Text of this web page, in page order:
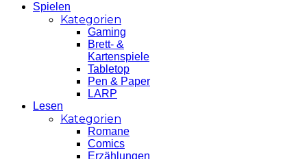
Spielen
Kategorien
Gaming
Brett- &
Kartenspiele
Tabletop
Pen & Paper
LARP
Lesen
Kategorien
Romane
Comics
Erzählungen